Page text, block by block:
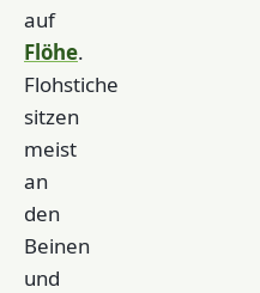
auf
Flöhe.
Flohstiche
sitzen
meist
an
den
Beinen
und